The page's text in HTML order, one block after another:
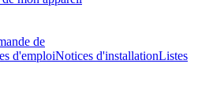
de
d'emploiNotices d'installationListes